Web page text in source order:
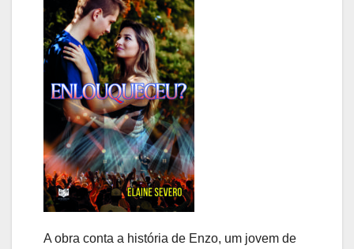
A obra conta a história de Enzo, um jovem de